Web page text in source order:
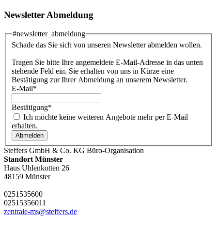
Newsletter Abmeldung
#newsletter_abmeldung
Schade das Sie sich von unseren Newsletter abmelden wollen.
Tragen Sie bitte Ihre angemeldete E-Mail-Adresse in das unten
stehende Feld ein. Sie erhalten von uns in Kürze eine
Bestätigung zur Ihrer Abmeldung an unserem Newsletter.
E-Mail*
Bestätigung*
erhalten.
Steffers GmbH & Co. KG Büro-Organisation
Standort Münster
Haus Uhlenkotten 26
48159 Münster
0251 535600
0251 5356011
zentrale-ms@steffers.de